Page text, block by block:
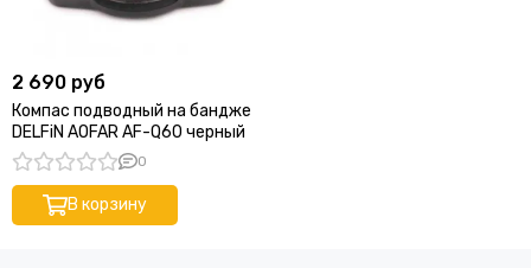
2 690 руб
Компас подводный на бандже
DELFiN AOFAR AF-Q60 черный
0
В корзину